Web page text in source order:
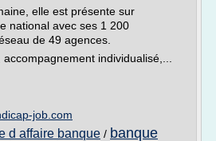
elle est présente sur
national avec ses 1 200
de 49 agences.
individualisé,...
job.com
d affaire banque / banque